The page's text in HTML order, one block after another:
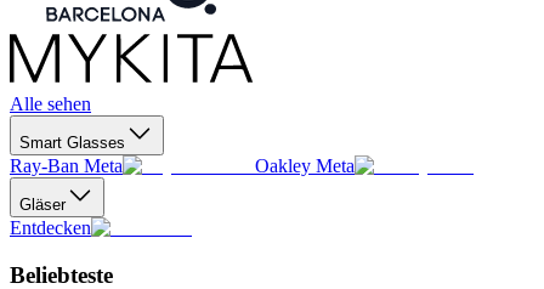
Alle sehen
Smart Glasses
Ray-Ban Meta Oakley Meta
Gläser
Entdecken
Beliebteste